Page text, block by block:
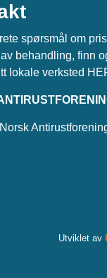
spørsmål om
behandling, finn
lokale verksted
Utviklet av